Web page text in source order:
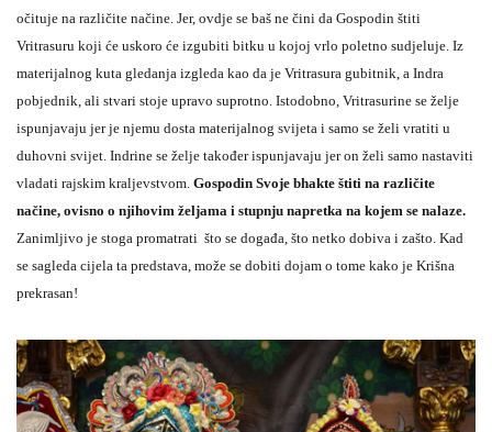
očituje na različite načine. Jer, ovdje se baš ne čini da Gospodin štiti
Vritrasuru koji će uskoro će izgubiti bitku u kojoj vrlo poletno sudjeluje. Iz
materijalnog kuta gledanja izgleda kao da je Vritrasura gubitnik, a Indra
pobjednik, ali stvari stoje upravo suprotno. Istodobno, Vritrasurine se želje
ispunjavaju jer je njemu dosta materijalnog svijeta i samo se želi vratiti u
duhovni svijet. Indrine se želje također ispunjavaju jer on želi samo nastaviti
vladati rajskim kraljevstvom. Gospodin Svoje bhakte štiti na različite
načine, ovisno o njihovim željama i stupnju napretka na kojem se nalaze.
Zanimljivo je stoga promatrati što se događa, što netko dobiva i zašto. Kad
se sagleda cijela ta predstava, može se dobiti dojam o tome kako je Krišna
prekrasan!